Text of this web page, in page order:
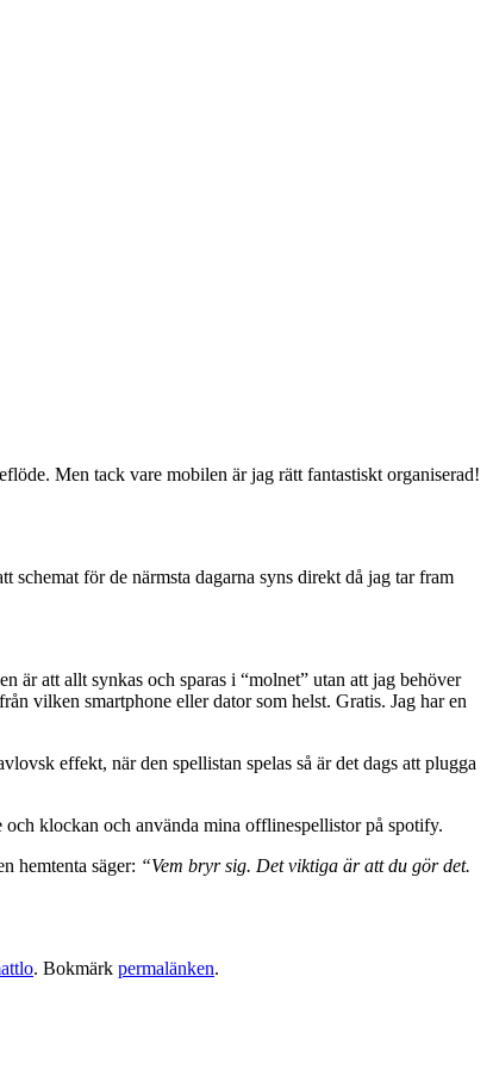
Men tack vare mobilen är jag rätt fantastiskt organiserad!
schemat för de närmsta dagarna syns direkt då jag tar fram
är att allt synkas och sparas i “molnet” utan att jag behöver
vilken smartphone eller dator som helst. Gratis. Jag har en
effekt, när den spellistan spelas så är det dags att plugga
klockan och använda mina offlinespellistor på spotify.
hemtenta säger: “Vem bryr sig. Det viktiga är att du gör det.
. Bokmärk permalänken.